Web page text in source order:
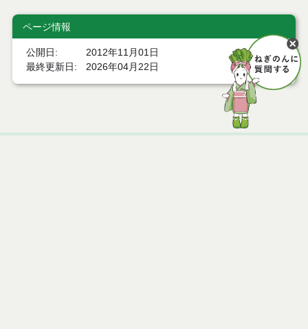
ページ情報
公開日
2012年11月01日
最終更新日
2026年04月22日